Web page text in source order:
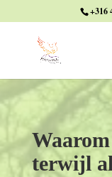
+316
terwijl